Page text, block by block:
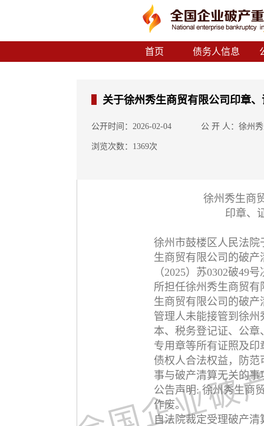
首页 债务人信息
关于徐州秀生商贸有限公司印章
公开时间：2026-02-04 公 开 人：徐州
浏览次数：1369次
徐州秀生商
印章、
徐州市鼓楼区人民法院
生商贸有限公司的破产
（2025）苏0302破49
所担任徐州秀生商贸
生商贸有限公司的破产
管理人未能接管到徐
本、税务登记证、公
专用章等所有证照及
债权人合法权益，防
事与破产清算无关的
公告声明: 徐州秀生商
作废。
自法院裁定受理破产